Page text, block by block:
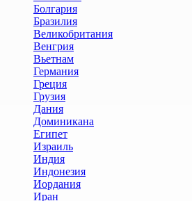
Болгария
Бразилия
Великобритания
Венгрия
Вьетнам
Германия
Греция
Грузия
Дания
Доминикана
Египет
Израиль
Индия
Индонезия
Иордания
Иран